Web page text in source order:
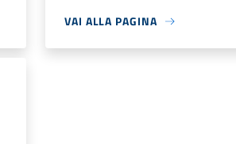
VAI ALLA PAGINA